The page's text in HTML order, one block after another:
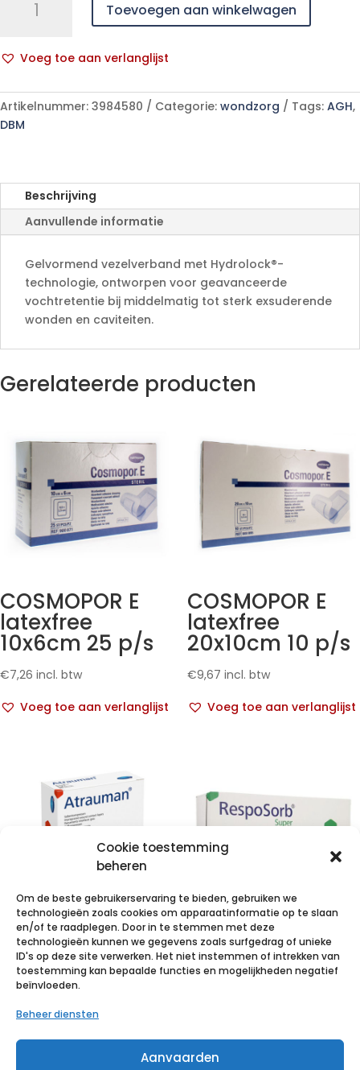
Cookie toestemming
beheren
Om de beste gebruikerservaring te bieden, gebruiken we
technologieën zoals cookies om apparaatinformatie op te slaan
en/of te raadplegen. Door in te stemmen met deze
technologieën kunnen we gegevens zoals surfgedrag of unieke
ID's op deze site verwerken. Het niet instemmen of intrekken van
toestemming kan bepaalde functies en mogelijkheden negatief
beïnvloeden.
Beheer diensten
Aanvaarden
Gelling
Ster
X
10cm
Toevoegen aan winkelwagen
Voeg toe aan verlanglijst
l
t
e
a
t
Artikelnummer: 3984580 Categorie: wondzorg Tags: AGH,
DBM
Beschrijving
Aanvullende informatie
Gelvormend vezelverband met Hydrolock®-
technologie, ontworpen voor geavanceerde
vochtretentie bij middelmatig tot sterk exsuderende
wonden en caviteiten.
Gerelateerde producten
COSMOPOR E
latexfree
10x6cm 25 p/s
€7,26 incl. btw
Voeg toe aan verlanglijst
COSMOPOR E
latexfree
20x10cm 10 p/s
€9,67 incl. btw
Voeg toe aan verlanglijst
ATRAUMAN
5x5cm st. 50
p/s
Voeg toe aan verlanglijst
RESPOSORB
Super 10x20cm
Voeg toe aan verlanglijst